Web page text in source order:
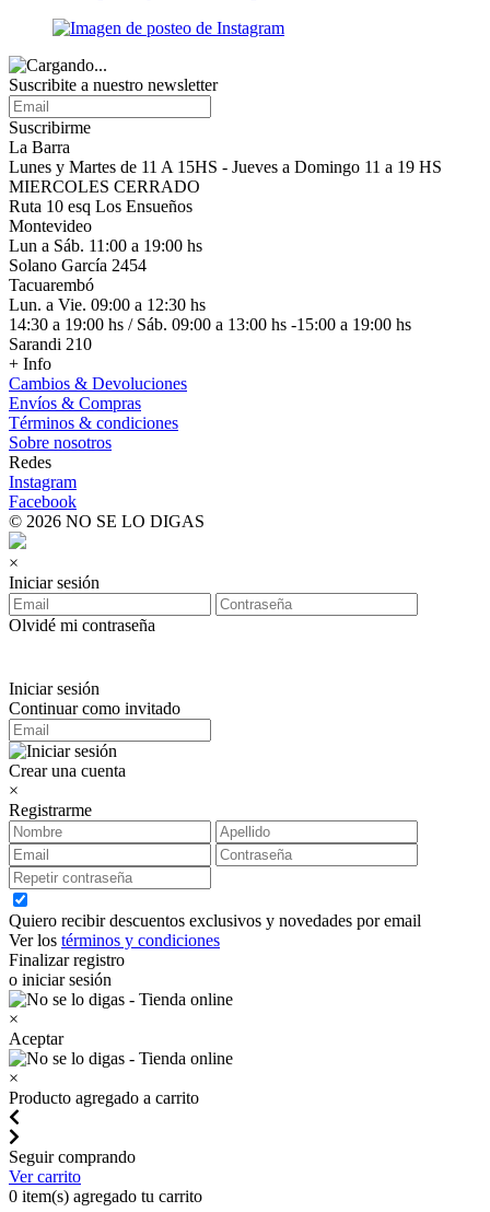
Suscribite a nuestro newsletter
Suscribirme
La Barra
Lunes y Martes de 11 A 15HS - Jueves a Domingo 11 a 19 HS
MIERCOLES CERRADO
Ruta 10 esq Los Ensueños
Montevideo
Lun a Sáb. 11:00 a 19:00 hs
Solano García 2454
Tacuarembó
Lun. a Vie. 09:00 a 12:30 hs
14:30 a 19:00 hs / Sáb. 09:00 a 13:00 hs -15:00 a 19:00 hs
Sarandi 210
+ Info
Cambios & Devoluciones
Envíos & Compras
Términos & condiciones
Sobre nosotros
Redes
Instagram
Facebook
© 2026 NO SE LO DIGAS
×
Iniciar sesión
Olvidé mi contraseña
Iniciar sesión
Continuar como invitado
Crear una cuenta
×
Registrarme
Quiero recibir descuentos exclusivos y novedades por email
Ver los términos y condiciones
Finalizar registro
o iniciar sesión
×
Aceptar
×
Producto agregado a carrito
Seguir comprando
Ver carrito
0 item(s) agregado tu carrito